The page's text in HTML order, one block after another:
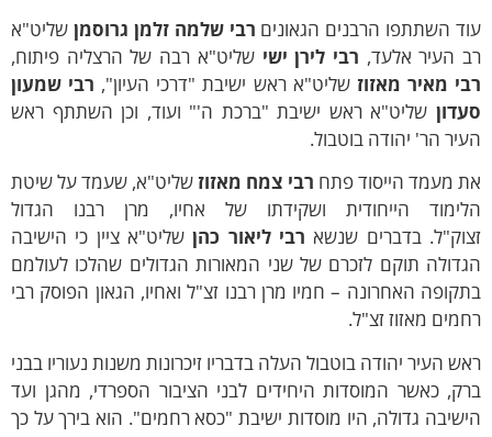
השתתפו הרבנים הגאוניםרבי שלמה זלמן גרוסמןשליט"א
העיר אלעד,רבי לירן ישישליט"א רבה של הרצליה פיתוח,
מאיר מאזוזשליט"א ראש ישיבת "דרכי העיון",רבי שמעון
שליט"א ראש ישיבת "ברכת ה'" ועוד, וכן השתתף ראש
הר' יהודה בוטבול.
מעמד הייסוד פתחרבי צמח מאזוזשליט"א, שעמד על שיטת
הייחודית ושקידתו של אחיו, מרן רבנו הגדול
בדברים שנשארבי ליאור כהןשליט"א ציין כי הישיבה
תוקם לזכרם של שני המאורות הגדולים שהלכו לעולמם
האחרונה – חמיו מרן רבנו זצ"ל ואחיו, הגאון הפוסק רבי
מאזוז זצ"ל.
העיר יהודה בוטבול העלה בדבריו זיכרונות משנות נעוריו בבני
כאשר המוסדות היחידים לבני הציבור הספרדי, מהגן ועד
גדולה, היו מוסדות ישיבת "כסא רחמים". הוא בירך על כך